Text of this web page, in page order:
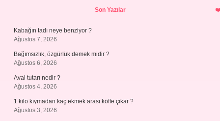
Son Yazılar
Kabağın tadı neye benziyor ?
Ağustos 7, 2026
Bağımsızlık, özgürlük demek midir ?
Ağustos 6, 2026
Aval tutarı nedir ?
Ağustos 4, 2026
1 kilo kıymadan kaç ekmek arası köfte çıkar ?
Ağustos 3, 2026